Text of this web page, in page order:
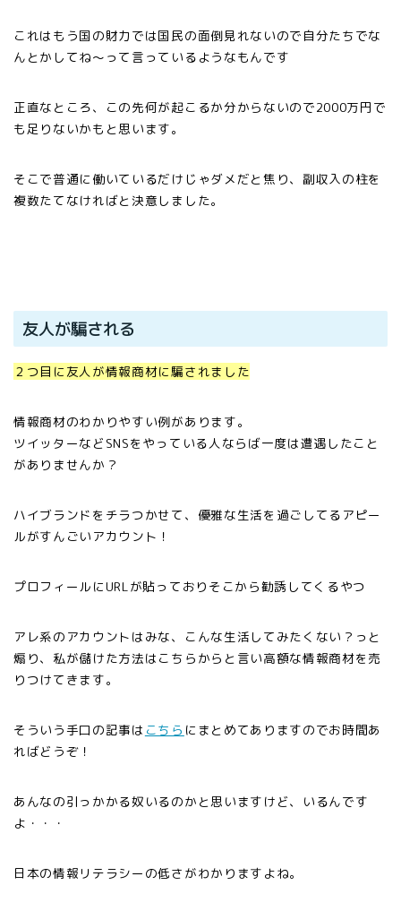
これはもう国の財力では国民の面倒見れないので自分たちでな
んとかしてね〜って言っているようなもんです
正直なところ、この先何が起こるか分からないので2000万円で
も足りないかもと思います。
そこで普通に働いているだけじゃダメだと焦り、副収入の柱を
複数たてなければと決意しました。
友人が騙される
２つ目に友人が情報商材に騙されました
情報商材のわかりやすい例があります。
ツイッターなど SNSをやっている人ならば一度は遭遇したこと
がありませんか？
ハイブランドをチラつかせて、優雅な生活を過ごしてるアピー
ルがすんごいアカウント！
プロフィールにURL が貼っておりそこから勧誘してくるやつ
アレ系のアカウントはみな、こんな生活してみたくない？っと
煽り、私が儲けた方法はこちらからと言い高額な情報商材を売
りつけてきます。
そういう手口の記事は こちら にまとめてありますのでお時間あ
ればどうぞ！
あんなの引っかかる奴いるのかと思いますけど、いるんです
よ・・・
日本の情報リテラシーの低さがわかりますよね。